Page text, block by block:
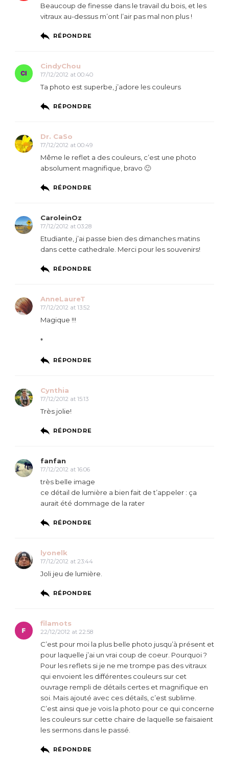
Beaucoup de finesse dans le travail du bois, et les
vitraux au-dessus m’ont l’air pas mal non plus !
RÉPONDRE
CindyChou
17/12/2012 at 00:40
Ta photo est superbe, j’adore les couleurs
RÉPONDRE
Dr. CaSo
17/12/2012 at 00:49
Même le reflet a des couleurs, c’est une photo
absolument magnifique, bravo 🙂
RÉPONDRE
CaroleinOz
17/12/2012 at 03:28
Etudiante, j’ai passe bien des dimanches matins
dans cette cathedrale. Merci pour les souvenirs!
RÉPONDRE
AnneLaureT
17/12/2012 at 13:52
Magique !!!
*
RÉPONDRE
Cynthia
17/12/2012 at 15:13
Très jolie!
RÉPONDRE
fanfan
17/12/2012 at 16:06
très belle image
ce détail de lumière a bien fait de t’appeler : ça
aurait été dommage de la rater
RÉPONDRE
lyonelk
17/12/2012 at 23:44
Joli jeu de lumière.
RÉPONDRE
filamots
22/12/2012 at 22:58
C’est pour moi la plus belle photo jusqu’à présent et
pour laquelle j’ai un vrai coup de coeur. Pourquoi ?
Pour les reflets si je ne me trompe pas des vitraux
qui envoient les différentes couleurs sur cet
ouvrage rempli de détails certes et magnifique en
soi. Mais ajouté avec ces détails, c’est sublime.
C’est ainsi que je vois la photo pour ce qui concerne
les couleurs sur cette chaire de laquelle se faisaient
les sermons dans le passé.
RÉPONDRE